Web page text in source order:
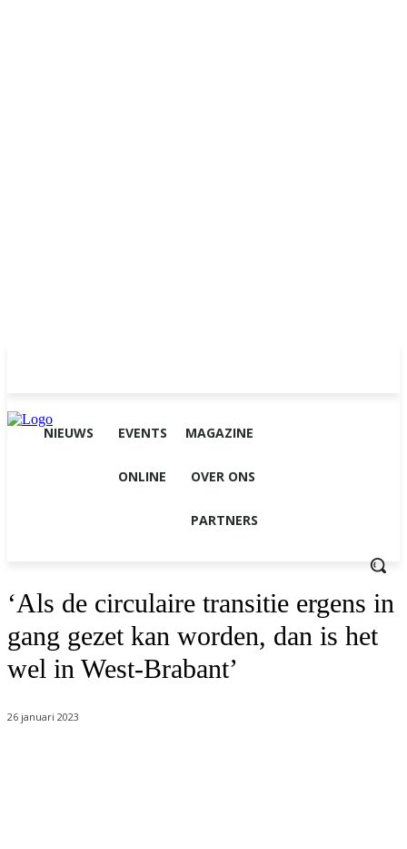
NIEUWS EVENTS MAGAZINE
ONLINE OVER ONS
PARTNERS
‘Als de circulaire transitie ergens in
gang gezet kan worden, dan is het
wel in West-Brabant’
26 januari 2023